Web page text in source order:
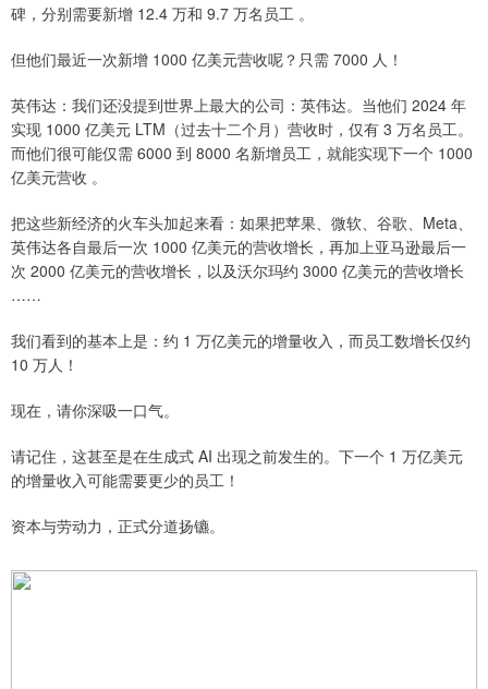
碑，分别需要新增 12.4 万和 9.7 万名员工 。
但他们最近一次新增 1000 亿美元营收呢？只需 7000 人！
英伟达：我们还没提到世界上最大的公司：英伟达。当他们 2024 年
实现 1000 亿美元 LTM（过去十二个月）营收时，仅有 3 万名员工。
而他们很可能仅需 6000 到 8000 名新增员工，就能实现下一个 1000
亿美元营收 。
把这些新经济的火车头加起来看：如果把苹果、微软、谷歌、Meta、
英伟达各自最后一次 1000 亿美元的营收增长，再加上亚马逊最后一
次 2000 亿美元的营收增长，以及沃尔玛约 3000 亿美元的营收增长
……
我们看到的基本上是：约 1 万亿美元的增量收入，而员工数增长仅约
10 万人！
现在，请你深吸一口气。
请记住，这甚至是在生成式 AI 出现之前发生的。下一个 1 万亿美元
的增量收入可能需要更少的员工！
资本与劳动力，正式分道扬镳。